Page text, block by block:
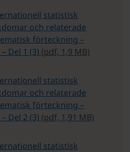
statistisk
och relaterade
förteckning –
Del 1 (3) (pdf, 1,9 MB)
statistisk
och relaterade
förteckning –
Del 2 (3) (pdf, 1,91 MB)
statistisk